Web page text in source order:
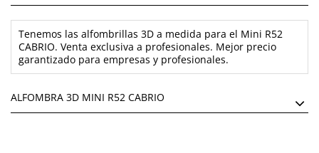
Tenemos las alfombrillas 3D a medida para el Mini R52
CABRIO. Venta exclusiva a profesionales. Mejor precio
garantizado para empresas y profesionales.
ALFOMBRA 3D MINI R52 CABRIO